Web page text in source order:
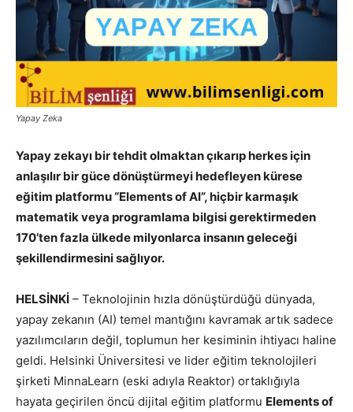
Yapay Zeka
Yapay zekayı bir tehdit olmaktan çıkarıp herkes için
anlaşılır bir güce dönüştürmeyi hedefleyen kürese
eğitim platformu “Elements of AI”, hiçbir karmaşık
matematik veya programlama bilgisi gerektirmeden
170’ten fazla ülkede milyonlarca insanın geleceği
şekillendirmesini sağlıyor.
HELSİNKİ – Teknolojinin hızla dönüştürdüğü dünyada,
yapay zekanın (AI) temel mantığını kavramak artık sadece
yazılımcıların değil, toplumun her kesiminin ihtiyacı haline
geldi. Helsinki Üniversitesi ve lider eğitim teknolojileri
şirketi MinnaLearn (eski adıyla Reaktor) ortaklığıyla
hayata geçirilen öncü dijital eğitim platformu Elements of